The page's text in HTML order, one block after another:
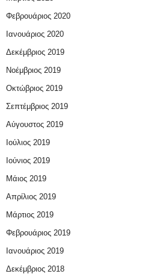
Φεβρουάριος 2020
Ιανουάριος 2020
Δεκέμβριος 2019
Νοέμβριος 2019
Οκτώβριος 2019
Σεπτέμβριος 2019
Αύγουστος 2019
Ιούλιος 2019
Ιούνιος 2019
Μάιος 2019
Απρίλιος 2019
Μάρτιος 2019
Φεβρουάριος 2019
Ιανουάριος 2019
Δεκέμβριος 2018